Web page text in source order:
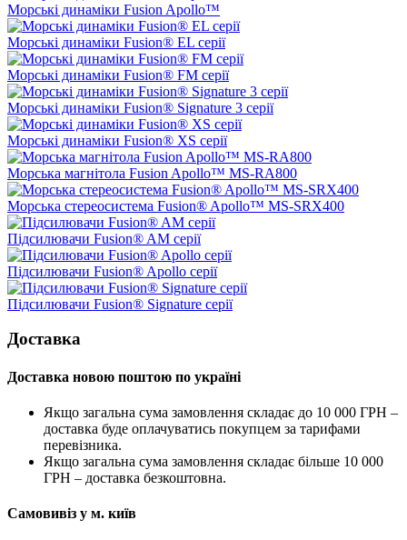
Морські динаміки Fusion Apollo™
Морські динаміки Fusion® EL серії
Морські динаміки Fusion® FM серії
Морські динаміки Fusion® Signature 3 серії
Морські динаміки Fusion® XS серії
Морська магнітола Fusion Apollo™ MS-RA800
Морська стереосистема Fusion® Apollo™ MS-SRX400
Підсилювачи Fusion® AM серії
Підсилювачи Fusion® Apollo серії
Підсилювачи Fusion® Signature серії
Доставка
Доставка новою поштою по україні
Якщо загальна сума замовлення складає до 10 000 ГРН –
доставка буде оплачуватись покупцем за тарифами
перевізника.
Якщо загальна сума замовлення складає більше 10 000
ГРН – доставка безкоштовна.
Самовивіз у м. київ